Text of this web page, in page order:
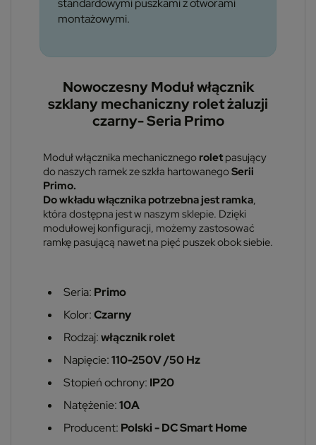
montażowymi.
Nowoczesny Moduł włącznik
szklany mechaniczny rolet żaluzji
czarny- Seria Primo
Moduł włącznika mechanicznego rolet pasujący
do naszych ramek ze szkła hartowanegoSerii
Primo.
Do wkładu włącznika potrzebna jest ramka,
która dostępna jest w naszym sklepie. Dzięki
modułowej konfiguracji, możemy zastosować
ramkę pasującą nawet na pięć puszek obok siebie.
Seria: Primo
Kolor:Czarny
Rodzaj:włącznik rolet
Napięcie:110-250V /50 Hz
Stopień ochrony: IP20
Natężenie:10A
Producent: Polski - DC Smart Home